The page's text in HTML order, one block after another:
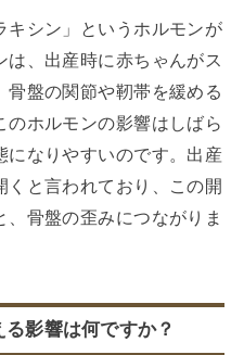
キシン」というホルモンが
、出産時に赤ちゃんがス
骨盤の関節や靭帯を緩める
ホルモンの影響はしばら
になりやすいのです。出産
くと言われており、この開
骨盤の歪みにつながりま
影響は何ですか？